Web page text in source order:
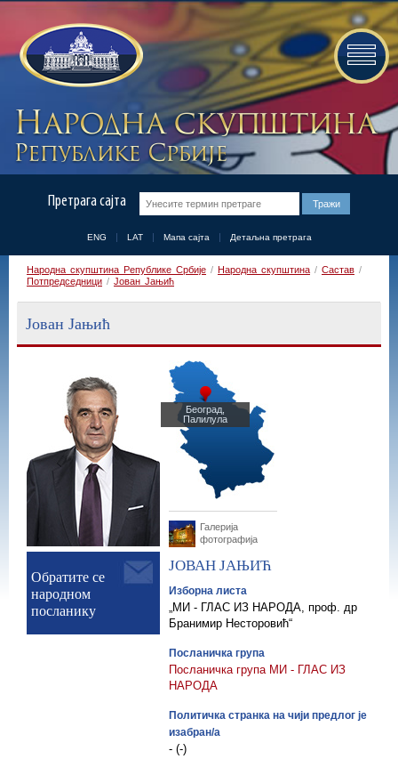
Претрага сајта
ENG LAT Мапа сајта Детаљна претрага
Народна скупштина Републике Србије / Народна скупштина / Састав /
Потпредседници / Јован Јањић
Јован Јањић
Обратите се
народном
посланику
Београд,
Палилула
Галерија
фотографија
ЈОВАНЈАЊИЋ
Изборна листа
„МИ - ГЛАС ИЗ НАРОДА, проф. др
Бранимир Несторовић“
Посланичка група
Посланичка група МИ - ГЛАС ИЗ
НАРОДА
Политичка странка на чији предлог је
изабран/а
- (-)